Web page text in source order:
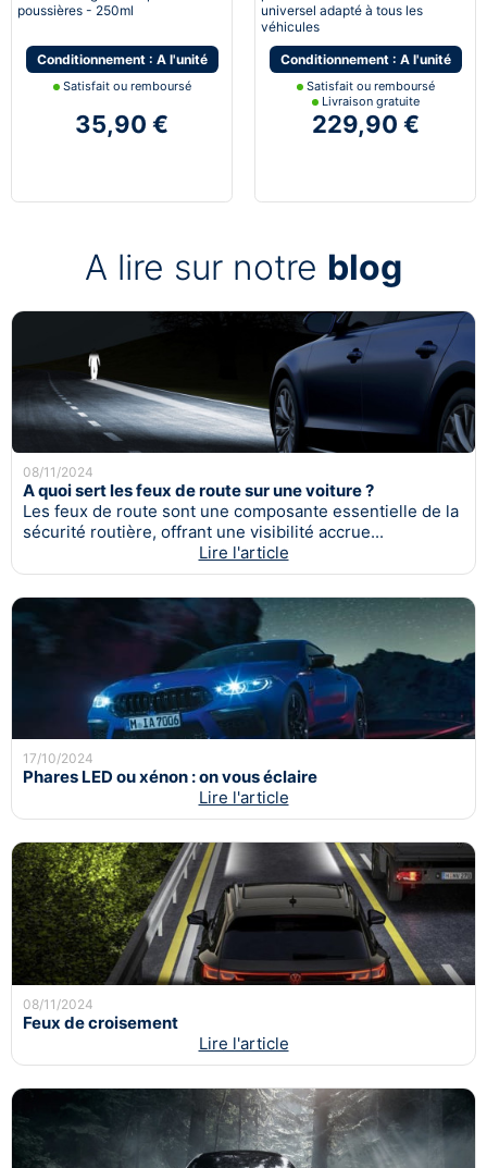
poussières - 250ml
Conditionnement : A l'unité
Satisfait ou remboursé
35,90 €
universel adapté à tous les
véhicules
Conditionnement : A l'unité
Satisfait ou remboursé
Livraison gratuite
229,90 €
A lire sur notre blog
08/11/2024
A quoi sert les feux de route sur une voiture ?
Les feux de route sont une composante essentielle de la
sécurité routière, offrant une visibilité accrue...
Lire l'article
17/10/2024
Phares LED ou xénon : on vous éclaire
Lire l'article
08/11/2024
Feux de croisement
Lire l'article